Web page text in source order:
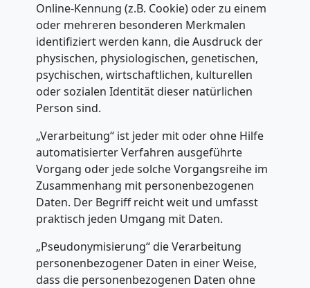
Online-Kennung (z.B. Cookie) oder zu einem
oder mehreren besonderen Merkmalen
identifiziert werden kann, die Ausdruck der
physischen, physiologischen, genetischen,
psychischen, wirtschaftlichen, kulturellen
oder sozialen Identität dieser natürlichen
Person sind.
„Verarbeitung“ ist jeder mit oder ohne Hilfe
automatisierter Verfahren ausgeführte
Vorgang oder jede solche Vorgangsreihe im
Zusammenhang mit personenbezogenen
Daten. Der Begriff reicht weit und umfasst
praktisch jeden Umgang mit Daten.
„Pseudonymisierung“ die Verarbeitung
personenbezogener Daten in einer Weise,
dass die personenbezogenen Daten ohne